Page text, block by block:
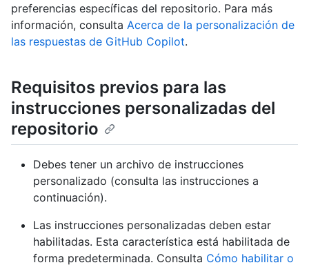
preferencias específicas del repositorio. Para más
información, consulta Acerca de la personalización de
las respuestas de GitHub Copilot.
Requisitos previos para las
instrucciones personalizadas del
repositorio
Debes tener un archivo de instrucciones
personalizado (consulta las instrucciones a
continuación).
Las instrucciones personalizadas deben estar
habilitadas. Esta característica está habilitada de
forma predeterminada. Consulta Cómo habilitar o